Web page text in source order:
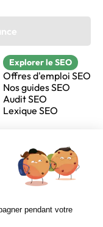
Explorer le SEO
Offres d'emploi SEO
Nos guides SEO
Audit SEO
Lexique SEO